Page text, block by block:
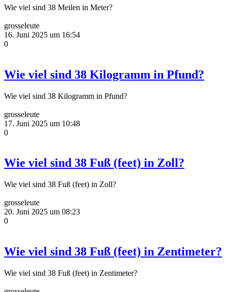
Wie viel sind 38 Meilen in Meter?
grosseleute
16. Juni 2025 um 16:54
0
Wie viel sind 38 Kilogramm in Pfund?
Wie viel sind 38 Kilogramm in Pfund?
grosseleute
17. Juni 2025 um 10:48
0
Wie viel sind 38 Fuß (feet) in Zoll?
Wie viel sind 38 Fuß (feet) in Zoll?
grosseleute
20. Juni 2025 um 08:23
0
Wie viel sind 38 Fuß (feet) in Zentimeter?
Wie viel sind 38 Fuß (feet) in Zentimeter?